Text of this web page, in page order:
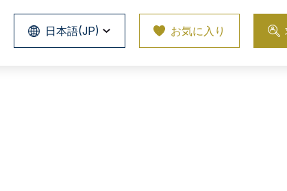
日本語(JP) お気に入り